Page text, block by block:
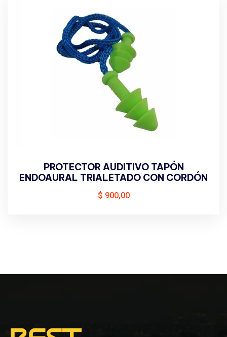
PROTECTOR AUDITIVO TAPÓN
ENDOAURAL TRIALETADO CON CORDÓN
$ 900,00